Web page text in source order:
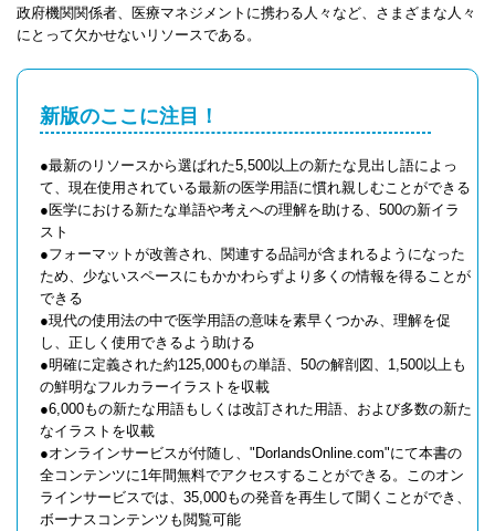
政府機関関係者、医療マネジメントに携わる人々など、さまざまな人々
にとって欠かせないリソースである。
新版のここに注目！
●最新のリソースから選ばれた5,500以上の新たな見出し語によっ
て、現在使用されている最新の医学用語に慣れ親しむことができる
●医学における新たな単語や考えへの理解を助ける、500の新イラ
スト
●フォーマットが改善され、関連する品詞が含まれるようになった
ため、少ないスペースにもかかわらずより多くの情報を得ることが
できる
●現代の使用法の中で医学用語の意味を素早くつかみ、理解を促
し、正しく使用できるよう助ける
●明確に定義された約125,000もの単語、50の解剖図、1,500以上も
の鮮明なフルカラーイラストを収載
●6,000もの新たな用語もしくは改訂された用語、および多数の新た
なイラストを収載
●オンラインサービスが付随し、"DorlandsOnline.com"にて本書の
全コンテンツに1年間無料でアクセスすることができる。このオン
ラインサービスでは、35,000もの発音を再生して聞くことができ、
ボーナスコンテンツも閲覧可能